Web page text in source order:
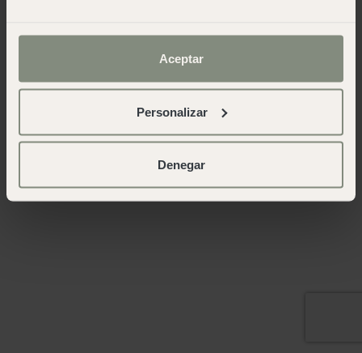
Aceptar
Personalizar
Denegar